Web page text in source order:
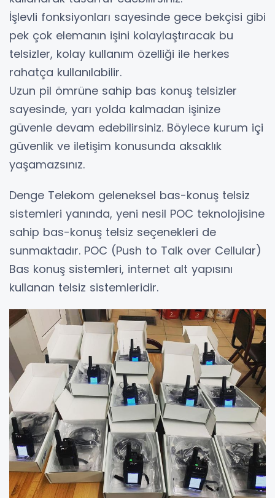
İşlevli fonksiyonları sayesinde gece bekçisi gibi
pek çok elemanın işini kolaylaştıracak bu
telsizler, kolay kullanım özelliği ile herkes
rahatça kullanılabilir.
Uzun pil ömrüne sahip bas konuş telsizler
sayesinde, yarı yolda kalmadan işinize
güvenle devam edebilirsiniz. Böylece kurum içi
güvenlik ve iletişim konusunda aksaklık
yaşamazsınız.
Denge Telekom geleneksel bas-konuş telsiz
sistemleri yanında, yeni nesil POC teknolojisine
sahip bas-konuş telsiz seçenekleri de
sunmaktadır. POC (Push to Talk over Cellular)
Bas konuş sistemleri, internet alt yapısını
kullanan telsiz sistemleridir.